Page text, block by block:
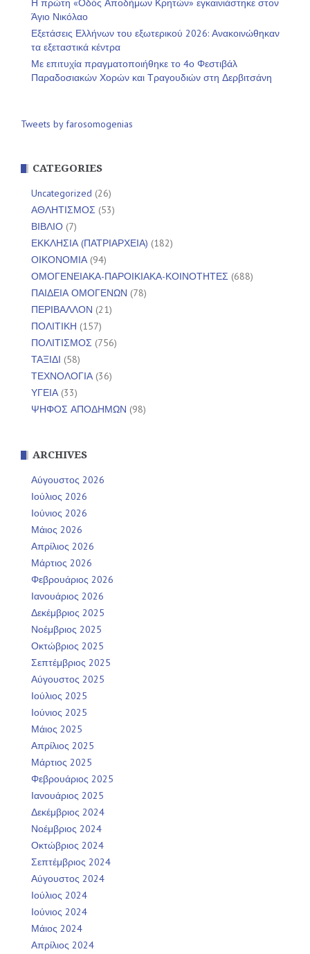
Άγιο Νικόλαο
Εξετάσεις Ελλήνων του εξωτερικού 2026: Ανακοινώθηκαν
τα εξεταστικά κέντρα
Με επιτυχία πραγματοποιήθηκε το 4ο Φεστιβάλ
Παραδοσιακών Χορών και Τραγουδιών στη Δερβιτσάνη
Tweets by farosomogenias
CATEGORIES
Uncategorized (26)
ΑΘΛΗΤΙΣΜΟΣ (53)
ΒΙΒΛΙΟ (7)
ΕΚΚΛΗΣΙΑ (ΠΑΤΡΙΑΡΧΕΙΑ) (182)
ΟΙΚΟΝΟΜΙΑ (94)
ΟΜΟΓΕΝΕΙΑΚΑ-ΠΑΡΟΙΚΙΑΚΑ-ΚΟΙΝΟΤΗΤΕΣ (688)
ΠΑΙΔΕΙΑ ΟΜΟΓΕΝΩΝ (78)
ΠΕΡΙΒΑΛΛΟΝ (21)
ΠΟΛΙΤΙΚΗ (157)
ΠΟΛΙΤΙΣΜΟΣ (756)
ΤΑΞΙΔΙ (58)
ΤΕΧΝΟΛΟΓΙΑ (36)
ΥΓΕΙΑ (33)
ΨΗΦΟΣ ΑΠΟΔΗΜΩΝ (98)
ARCHIVES
Αύγουστος 2026
Ιούλιος 2026
Ιούνιος 2026
Μάιος 2026
Απρίλιος 2026
Μάρτιος 2026
Φεβρουάριος 2026
Ιανουάριος 2026
Δεκέμβριος 2025
Νοέμβριος 2025
Οκτώβριος 2025
Σεπτέμβριος 2025
Αύγουστος 2025
Ιούλιος 2025
Ιούνιος 2025
Μάιος 2025
Απρίλιος 2025
Μάρτιος 2025
Φεβρουάριος 2025
Ιανουάριος 2025
Δεκέμβριος 2024
Νοέμβριος 2024
Οκτώβριος 2024
Σεπτέμβριος 2024
Αύγουστος 2024
Ιούλιος 2024
Ιούνιος 2024
Μάιος 2024
Απρίλιος 2024